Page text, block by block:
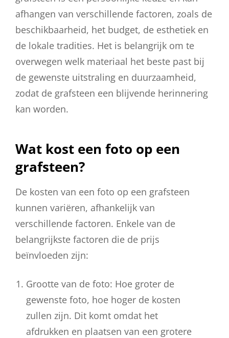
afhangen van verschillende factoren, zoals de
beschikbaarheid, het budget, de esthetiek en
de lokale tradities. Het is belangrijk om te
overwegen welk materiaal het beste past bij
de gewenste uitstraling en duurzaamheid,
zodat de grafsteen een blijvende herinnering
kan worden.
Wat kost een foto op een
grafsteen?
De kosten van een foto op een grafsteen
kunnen variëren, afhankelijk van
verschillende factoren. Enkele van de
belangrijkste factoren die de prijs
beïnvloeden zijn:
Grootte van de foto: Hoe groter de
gewenste foto, hoe hoger de kosten
zullen zijn. Dit komt omdat het
afdrukken en plaatsen van een grotere